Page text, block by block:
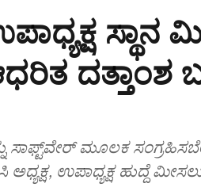
ಸ್ಥಾನ
ದತ್ತಾಂಶ
ಮೂಲಕ
ಉಪಾಧ್ಯಕ್ಷ ಹುದ್ದೆ